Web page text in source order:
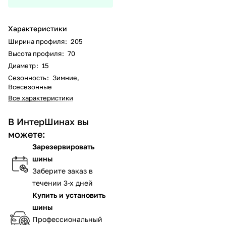
Характеристики
Ширина профиля: 205
Высота профиля: 70
Диаметр: 15
Сезонность: Зимние,
Всесезонные
Все характеристики
В ИнтерШинах вы
можете:
Зарезервировать
шины
Заберите заказ в
течении 3-х дней
Купить и установить
шины
Профессиональный